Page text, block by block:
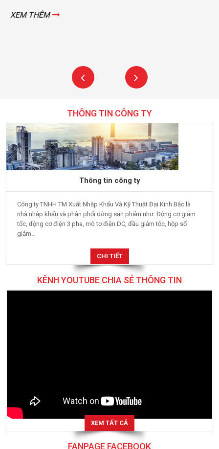
XEM THÊM
THÔNG TIN CÔNG TY
Thông tin công ty
Công ty TNHH TM Xuất Nhập Khẩu Và Kỹ Thuật Đại Kinh Bắc là
nhà nhập khẩu và phân phối dòng sản phẩm như: Động cơ giảm
tốc, động cơ điện 3 pha, mô tơ điện DC, đầu giảm tốc, hộp số
giảm...
CHI TIẾT
KÊNH YOUTUBE CHIA SẺ THÔNG TIN
XEM TẤT CẢ
FANPAGE FACEBOOK